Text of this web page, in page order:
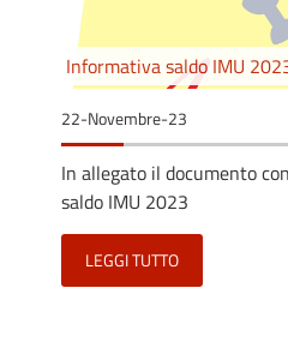
Informativa saldo IMU
22-Novembre-23
In allegato il documento
saldo IMU 2023
LEGGI TUTTO